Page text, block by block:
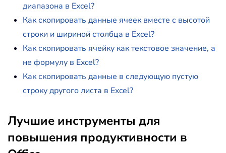
диапазона в Excel?
Как скопировать данные ячеек вместе с высотой
строки и шириной столбца в Excel?
Как скопировать ячейку как текстовое значение, а
не формулу в Excel?
Как скопировать данные в следующую пустую
строку другого листа в Excel?
Лучшие инструменты для
повышения продуктивности в